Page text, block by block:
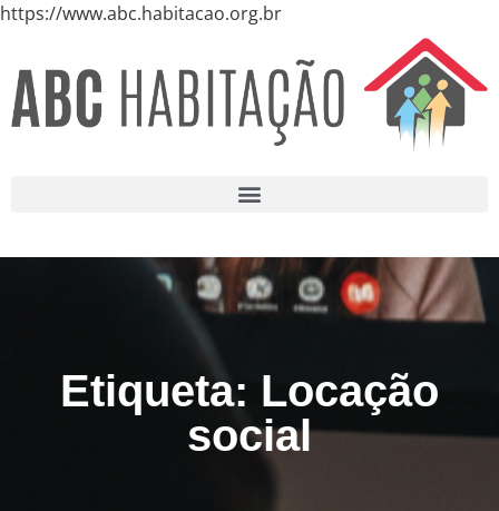
https://www.abc.habitacao.org.br
Etiqueta: Locação
social